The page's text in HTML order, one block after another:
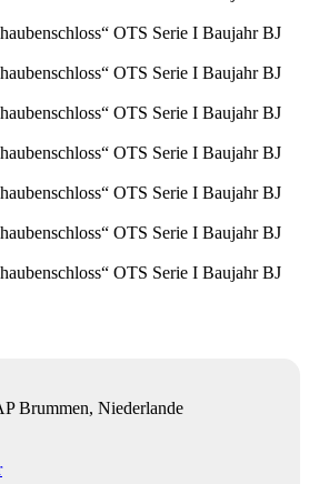
Brummen, Niederlande